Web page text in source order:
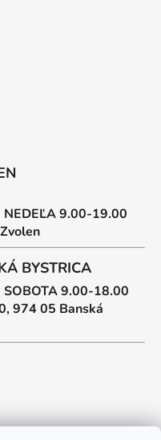
NEDEĽA 9.00-19.00
BYSTRICA
SOBOTA 9.00-18.00
974 05 Banská